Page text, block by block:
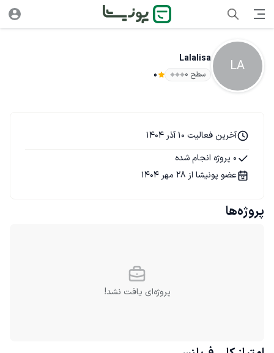
LA
Lalalisa
سطح ۰ 0
آخرین فعالیت 10 آذر 1404
0 پروژه انجام شده
عضو پونیشا از 28 مهر 1404
پروژه‌ها
پروژه‌ای یافت نشد!